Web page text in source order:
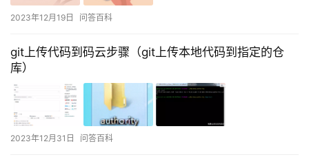
2023年12月19日 问答百科
git上传代码到码云步骤（git上传本地代码到指定的仓
库）
2023年12月31日 问答百科